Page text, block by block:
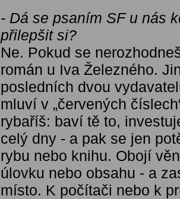
- Dá se psaním SF u nás
přilepšit si?
Ne. Pokud se
román u Iva Železného.
posledních dvou
mluví v „červených
rybaříš: baví tě to,
celý dny - a pak se jen
rybu nebo knihu. Obojí
úlovku nebo obsahu - a
místo. K počítači nebo k